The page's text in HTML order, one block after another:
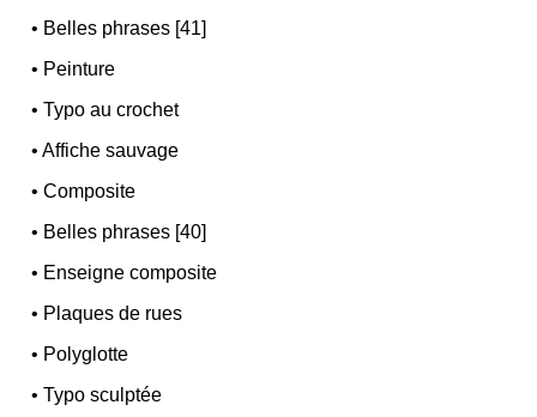
• Belles phrases [41]
• Peinture
•Typo au crochet
•Affiche sauvage
•Composite
• Belles phrases [40]
• Enseigne composite
• Plaques de rues
• Polyglotte
•Typo sculptée